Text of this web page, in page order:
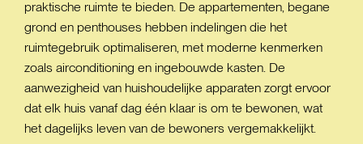
praktische ruimte te bieden. De appartementen, begane
grond en penthouses hebben indelingen die het
ruimtegebruik optimaliseren, met moderne kenmerken
zoals airconditioning en ingebouwde kasten. De
aanwezigheid van huishoudelijke apparaten zorgt ervoor
dat elk huis vanaf dag één klaar is om te bewonen, wat
het dagelijks leven van de bewoners vergemakkelijkt.